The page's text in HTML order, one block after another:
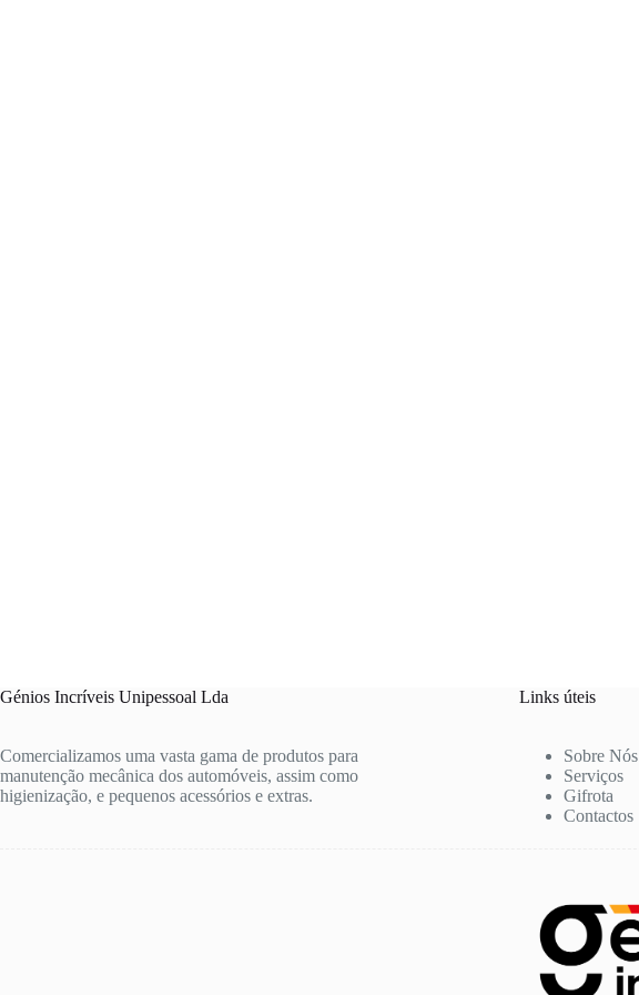
Génios Incríveis Unipessoal Lda
Comercializamos uma vasta gama de produtos para
manutenção mecânica dos automóveis, assim como
higienização, e pequenos acessórios e extras.
Links úteis
Sobre Nós
Serviços
Gifrota
Contactos